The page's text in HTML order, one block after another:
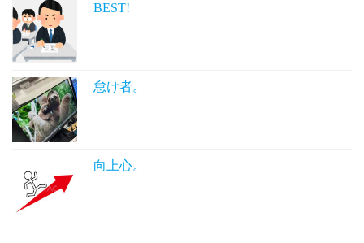
BEST!
怠け者。
向上心。